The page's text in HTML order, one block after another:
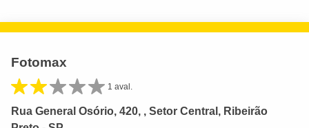
Fotomax
1 aval.
Rua General Osório, 420, , Setor Central, Ribeirão